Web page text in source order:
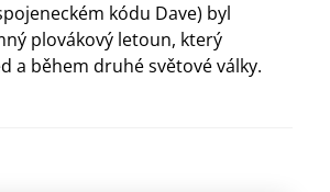
kódu Dave) byl
plovákový letoun, který
a během druhé světové války.